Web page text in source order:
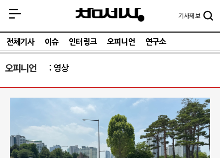
기사제보
전체기사 이슈 인터링크 오피니언 연구소
오피니언 영상